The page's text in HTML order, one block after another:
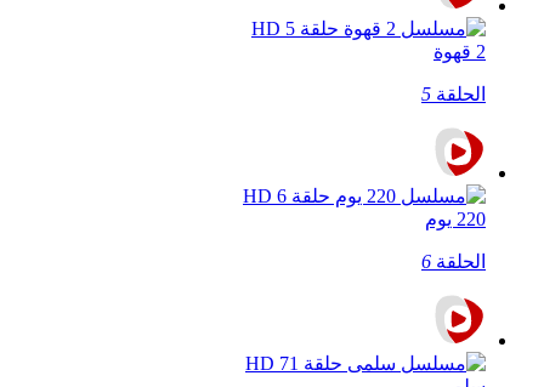
2 قهوة
الحلقة 5
220 يوم
الحلقة 6